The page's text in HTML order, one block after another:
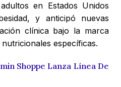
en Estados Unidos
y anticipó nuevas
clínica bajo la marca
específicas.
Shoppe Lanza Línea De